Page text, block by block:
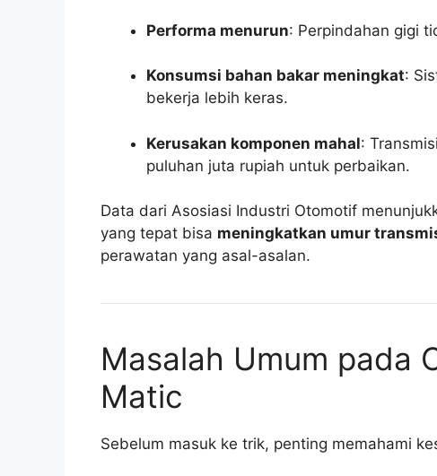
Performa menurun: Perpindahan gigi
Konsumsi bahan bakar meningkat:
bekerja lebih keras.
Kerusakan komponen mahal:
puluhan juta rupiah untuk perbaikan.
Data dari Asosiasi Industri Otomotif
yang tepat bisa meningkatkan umur
perawatan yang asal-asalan.
Masalah Umum pada
Matic
Sebelum masuk ke trik, penting memahami